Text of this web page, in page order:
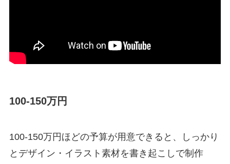
100-150万円
100-150万円ほどの予算が用意できると、しっかり
とデザイン・イラスト素材を書き起こしで制作